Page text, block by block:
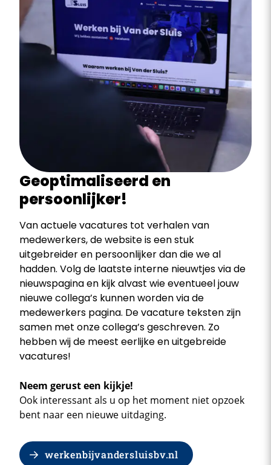
Geoptimaliseerd en
persoonlijker!
Van actuele vacatures tot verhalen van
medewerkers, de website is een stuk
uitgebreider en persoonlijker dan die we al
hadden. Volg de laatste interne nieuwtjes via de
nieuwspagina en kijk alvast wie eventueel jouw
nieuwe collega’s kunnen worden via de
medewerkers pagina. De vacature teksten zijn
samen met onze collega’s geschreven. Zo
hebben wij de meest eerlijke en uitgebreide
vacatures!
Neem gerust een kijkje!
Ook interessant als u op het moment niet opzoek
bent naar een nieuwe uitdaging.
werkenbijvandersluisbv.nl